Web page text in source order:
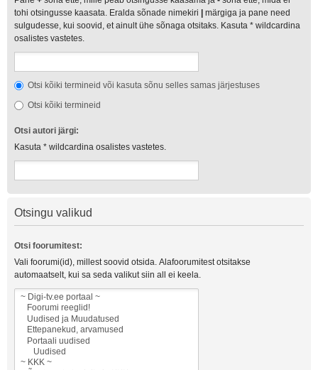
tohi otsingusse kaasata. Eralda sõnade nimekiri
märgiga ja pane need
sulgudesse, kui soovid, et ainult ühe sõnaga otsitaks. Kasuta * wildcardina
osalistes vastetes.
Otsi kõiki termineid või kasuta sõnu selles samas järjestuses
Otsi kõiki termineid
Otsi autori järgi:
Kasuta * wildcardina osalistes vastetes.
Otsingu valikud
Otsi foorumitest:
Vali foorumi(id), millest soovid otsida. Alafoorumitest otsitakse
automaatselt, kui sa seda valikut siin all ei keela.